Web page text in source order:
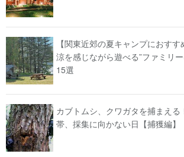
【関東近郊の夏キャンプにおす
涼を感じながら遊べる”ファミリ
15選
カブトムシ、クワガタを捕まえる
帯、採集に向かない日【捕獲編】